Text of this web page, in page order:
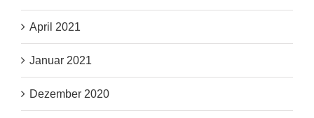
April 2021
Januar 2021
Dezember 2020